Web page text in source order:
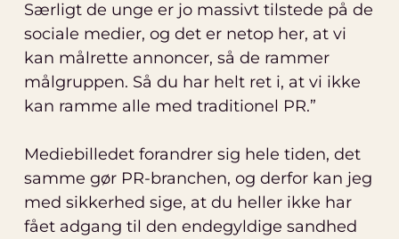
Særligt de unge er jo massivt tilstede på de
sociale medier, og det er netop her, at vi
kan målrette annoncer, så de rammer
målgruppen. Så du har helt ret i, at vi ikke
kan ramme alle med traditionel PR.”
Mediebilledet forandrer sig hele tiden, det
samme gør PR-branchen, og derfor kan jeg
med sikkerhed sige, at du heller ikke har
fået adgang til den endegyldige sandhed